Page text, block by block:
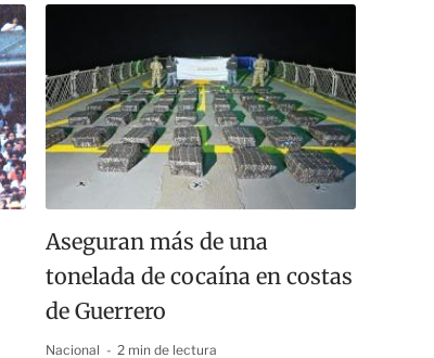
Aseguran más de una
tonelada de cocaína en costas
de Guerrero
Nacional 2 min de lectura